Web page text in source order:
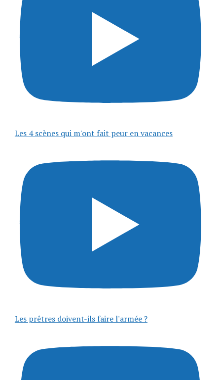
Les 4 scènes qui m'ont fait peur en vacances
Les prêtres doivent-ils faire l'armée ?